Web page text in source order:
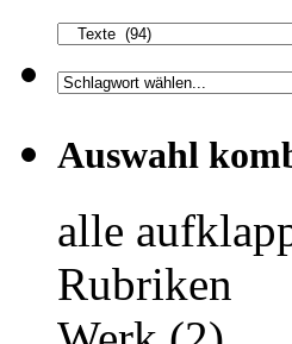
Auswahl
alle
Rubriken